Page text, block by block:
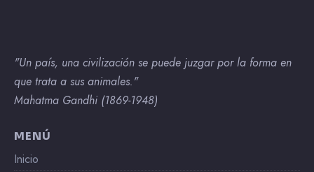
"Un país, una civilización se puede juzgar por la forma en
que trata a sus animales."
Mahatma Gandhi (1869-1948)
MENÚ
Inicio